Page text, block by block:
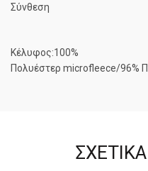
Σύνθεση
Κέλυφος:100%
Πολυέστερ microfleece/96%